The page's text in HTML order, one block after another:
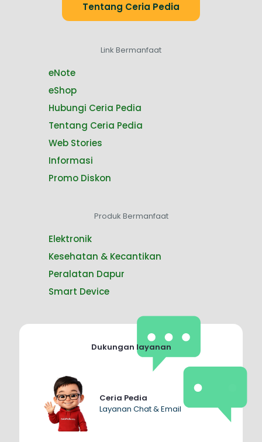
Tentang Ceria Pedia
Link Bermanfaat
eNote
eShop
Hubungi Ceria Pedia
Tentang Ceria Pedia
Web Stories
Informasi
Promo Diskon
Produk Bermanfaat
Elektronik
Kesehatan & Kecantikan
Peralatan Dapur
Smart Device
Dukungan layanan
Ceria Pedia
Layanan Chat & Email